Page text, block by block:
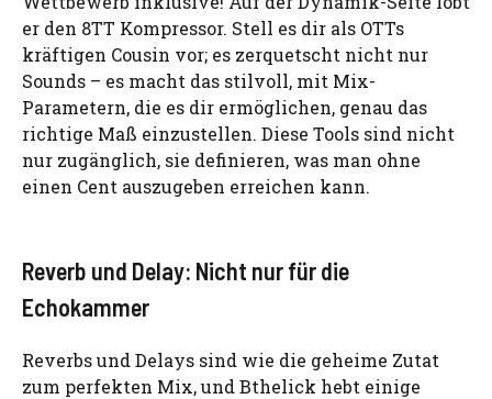
er den 8TT Kompressor. Stell es dir als OTTs
kräftigen Cousin vor; es zerquetscht nicht nur
Sounds – es macht das stilvoll, mit Mix-
Parametern, die es dir ermöglichen, genau das
richtige Maß einzustellen. Diese Tools sind nicht
nur zugänglich, sie definieren, was man ohne
einen Cent auszugeben erreichen kann.
Reverb und Delay: Nicht nur für die
Echokammer
Reverbs und Delays sind wie die geheime Zutat
zum perfekten Mix, und Bthelick hebt einige